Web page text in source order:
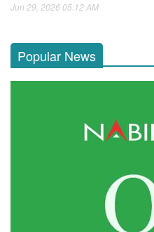
Jun 29, 2026 05:12 AM
Popular News